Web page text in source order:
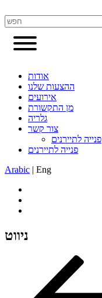
אודות
ההצעות שלנו
אירועים
מן התקשורת
גלריה
צור קשר
פנייה לתיירנים
פנייה לתיירנים
Arabic | Eng
ניווט